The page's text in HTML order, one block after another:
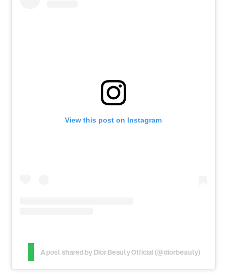
View this post on Instagram
A post shared by Dior Beauty Official (@diorbeauty)